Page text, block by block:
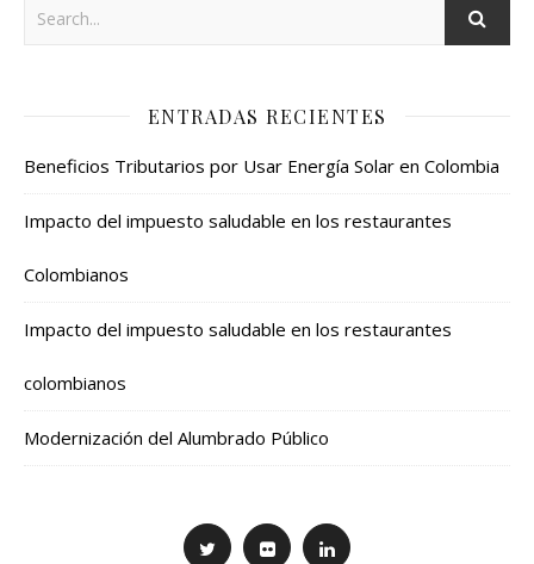
ENTRADAS RECIENTES
Beneficios Tributarios por Usar Energía Solar en Colombia
Impacto del impuesto saludable en los restaurantes
Colombianos
Impacto del impuesto saludable en los restaurantes
colombianos
Modernización del Alumbrado Público